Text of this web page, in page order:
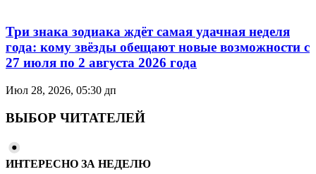
Три знака зодиака ждёт самая удачная неделя
года: кому звёзды обещают новые возможности с
27 июля по 2 августа 2026 года
Июл 28, 2026, 05:30 дп
ВЫБОР ЧИТАТЕЛЕЙ
ИНТЕРЕСНО ЗА НЕДЕЛЮ